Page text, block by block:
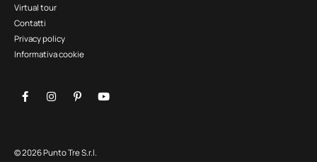
Virtual tour
Contatti
Privacy policy
Informativa cookie
© 2026 Punto Tre S.r.l.